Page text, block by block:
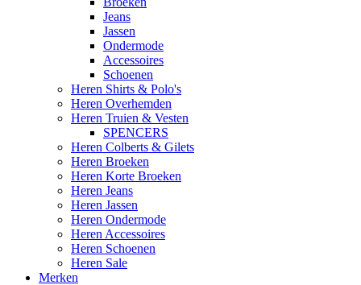
Jeans
Jassen
Ondermode
Accessoires
Schoenen
Heren Shirts & Polo's
Heren Overhemden
Heren Truien & Vesten
SPENCERS
Heren Colberts & Gilets
Heren Broeken
Heren Korte Broeken
Heren Jeans
Heren Jassen
Heren Ondermode
Heren Accessoires
Heren Schoenen
Heren Sale
Merken